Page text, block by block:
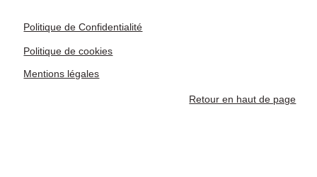
Politique de Confidentialité
Politique de cookies
Mentions légales
Retour en haut de page